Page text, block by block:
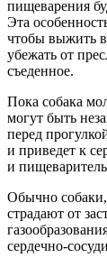
пищеварения
Эта
чтобы выжить в
убежать от
съеденное.
Пока собака
могут быть
перед
и приведет к
и
Обычно
страдают от
сердечно-